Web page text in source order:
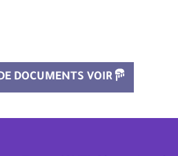
DOCUMENTS VOIR